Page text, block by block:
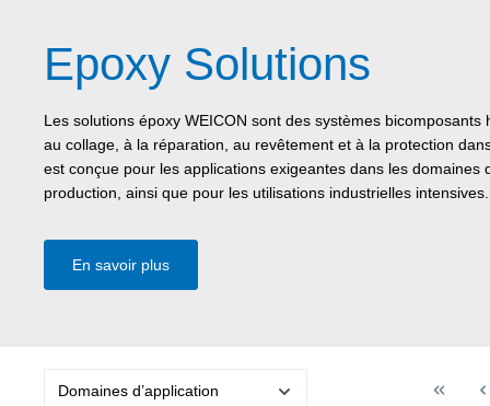
Epoxy Solutions
Les solutions époxy WEICON sont des systèmes
au collage, à la réparation, au revêtement et à la protection
est conçue pour les applications exigeantes dans les domaines
production, ainsi que pour les utilisations industrielles intensives.
En savoir plus
Domaines d’application